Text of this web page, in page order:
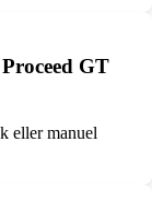
GT
eller manuel